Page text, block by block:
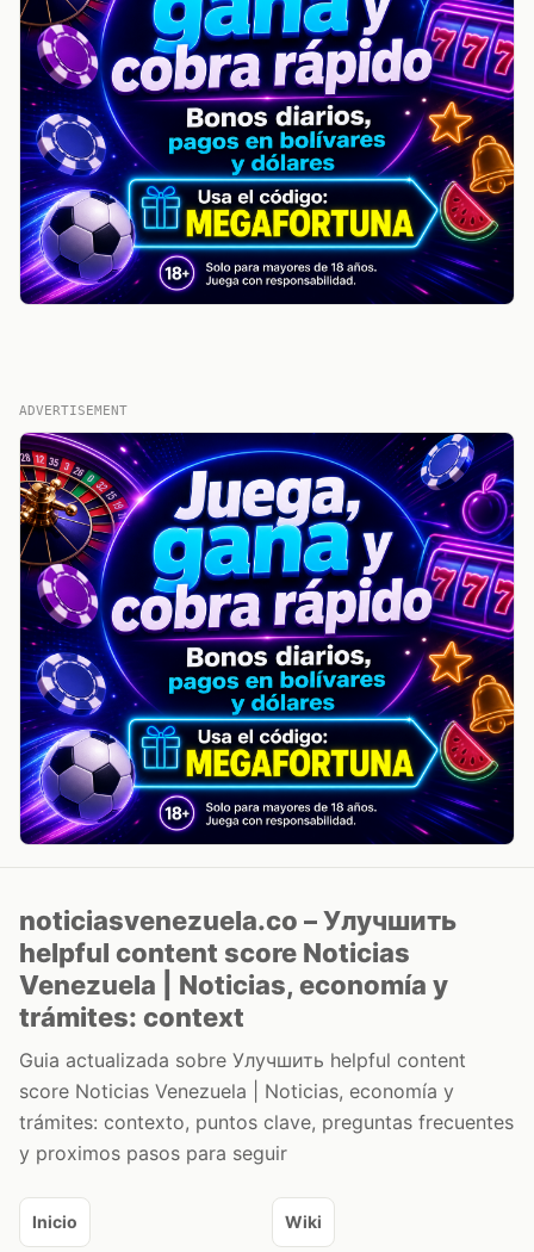
ADVERTISEMENT
noticiasvenezuela.co – Улучшить
helpful content score Noticias
Venezuela | Noticias, economía y
trámites: context
Guia actualizada sobre Улучшить helpful content
score Noticias Venezuela | Noticias, economía y
trámites: contexto, puntos clave, preguntas frecuentes
y proximos pasos para seguir
Inicio Wiki